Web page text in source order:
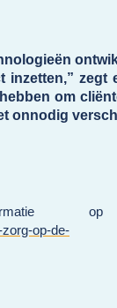
om
onnodig
op
op-de-